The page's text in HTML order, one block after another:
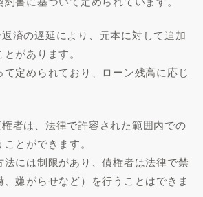
済の遅延により、元本に対して追加
があります。
て定められており、ローン残高に応じ
者は、法律で許容された範囲内での
とができます。
法には制限があり、債権者は法律で禁
、嫌がらせなど）を行うことはできま